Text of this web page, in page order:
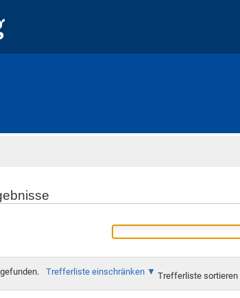
Trefferliste einschränken Trefferliste sortieren